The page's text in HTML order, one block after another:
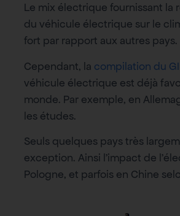
Le mix électrique fournissant la
du véhicule électrique sur le
fort par rapport aux autres pays.
Cependant, la compilation du
véhicule électrique est déjà
monde. Par exemple, en
les études.
Seuls quelques pays très
exception. Ainsi l’impact de
Pologne, et parfois en Chine